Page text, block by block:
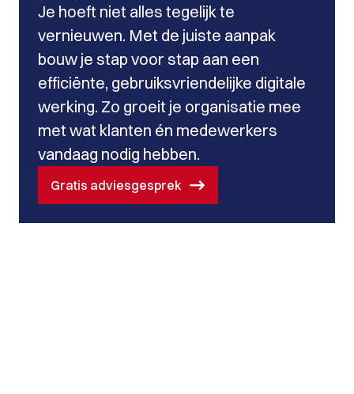
Je hoeft niet alles tegelijk te
vernieuwen. Met de juiste aanpak
bouw je stap voor stap aan een
efficiënte, gebruiksvriendelijke digitale
werking. Zo groeit je organisatie mee
met wat klanten én medewerkers
vandaag nodig hebben.
Gratis adviesgesprek